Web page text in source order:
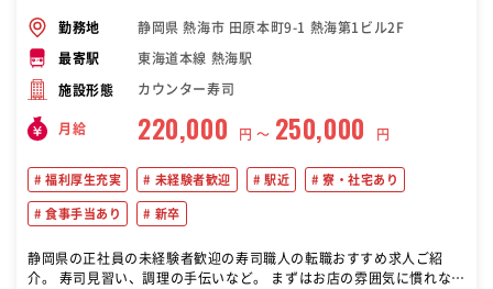
勤務地 静岡県 熱海市 田原本町9-1 熱海第1ビル2F
最寄駅 東海道本線 熱海駅
施設形態 カウンター寿司
月給 220,000 円 〜 250,000 円
福利厚生充実 未経験者歓迎 駅近 寮・社宅あり
食事手当あり 新卒
静岡県の正社員の未経験者歓迎の寿司職人の転職おすすめ求人ご紹
介。 寿司見習い、調理の手伝いなど。 まずはお店の雰囲気に慣れなが